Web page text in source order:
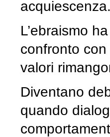
acquiescenza.
L’ebraismo
confronto
valori
Diventano
quando